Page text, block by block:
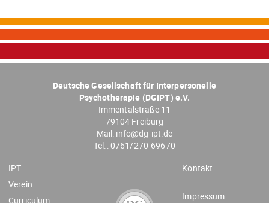
Deutsche Gesellschaft für Interpersonelle
Psychotherapie (DGIPT) e.V.
Immentalstraße 11
79104 Freiburg
Mail: info@dg-ipt.de
Tel.: 0761/270-69670
IPT
Verein
Curriculum
Kontakt
Impressum